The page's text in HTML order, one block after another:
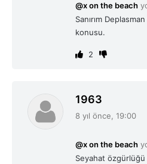
k
@x on the beach
Sanırım
konusu.
2
1963
8 yıl önce, 19:00
@x on the beach
Seyahat